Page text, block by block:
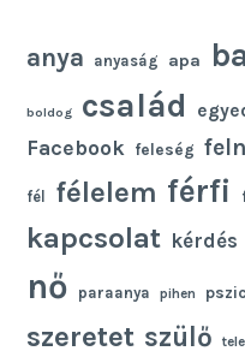
anya anyaság apa
boldog család
Facebook feleség
fél félelem férfi
kapcsolat kérdés
nő paraanya pihen
szeretet szülő